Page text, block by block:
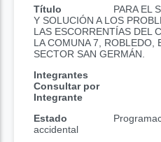
Título
PARA EL
Y SOLUCIÓN A LOS
LAS ESCORRENTÍAS DEL
LA COMUNA 7, ROBLEDO,
SECTOR SAN GERMÁN.
Integrantes
Consultar por
Integrante
Estado
accidental